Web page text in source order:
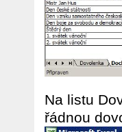
Na listu
řádnou